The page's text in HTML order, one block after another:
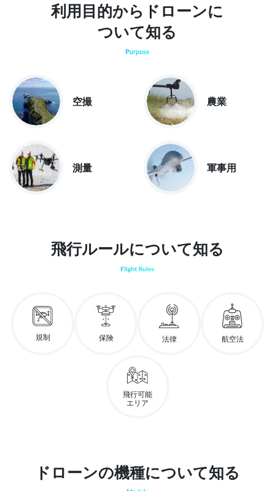
利用目的からドローンに
ついて知る
空撮 農業
測量 軍事用
飛行ルールについて知る
規制 保険 法律 航空法
飛行可能
エリア
ドローンの機種について知る